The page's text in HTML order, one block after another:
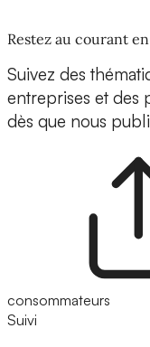
Restez au courant
Suivez des
entreprises et des
dès que nous
consommateurs
Suivi